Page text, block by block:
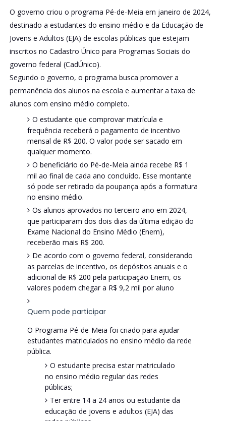
O governo criou o programa Pé-de-Meia em janeiro de 2024,
destinado a estudantes do ensino médio e da Educação de
Jovens e Adultos (EJA) de escolas públicas que estejam
inscritos no Cadastro Único para Programas Sociais do
governo federal (CadÚnico).
Segundo o governo, o programa busca promover a
permanência dos alunos na escola e aumentar a taxa de
alunos com ensino médio completo.
O estudante que comprovar matrícula e
frequência receberá o pagamento de incentivo
mensal de R$ 200. O valor pode ser sacado em
qualquer momento.
O beneficiário do Pé-de-Meia ainda recebe R$ 1
mil ao final de cada ano concluído. Esse montante
só pode ser retirado da poupança após a formatura
no ensino médio.
Os alunos aprovados no terceiro ano em 2024,
que participaram dos dois dias da última edição do
Exame Nacional do Ensino Médio (Enem),
receberão mais R$ 200.
De acordo com o governo federal, considerando
as parcelas de incentivo, os depósitos anuais e o
adicional de R$ 200 pela participação Enem, os
valores podem chegar a R$ 9,2 mil por aluno
Quem pode participar
O Programa Pé-de-Meia foi criado para ajudar
estudantes matriculados no ensino médio da rede
pública.
O estudante precisa estar matriculado
no ensino médio regular das redes
públicas;
Ter entre 14 a 24 anos ou estudante da
educação de jovens e adultos (EJA) das